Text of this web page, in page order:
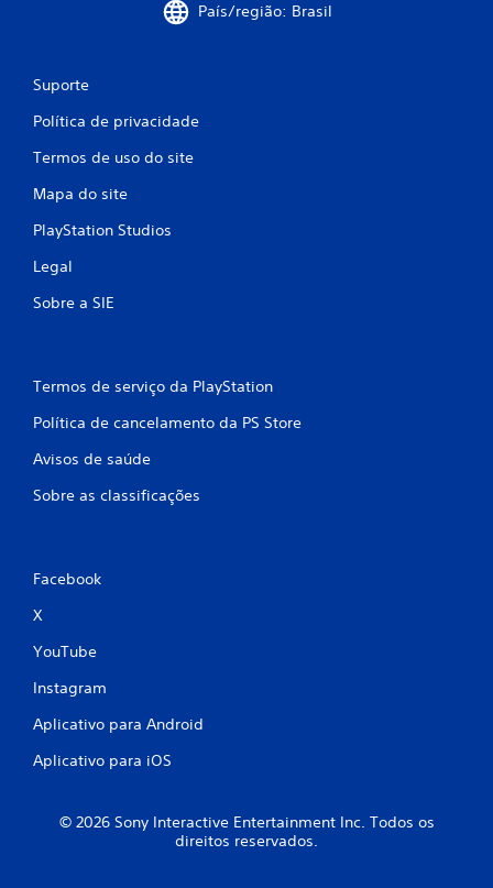
País/região: Brasil
Suporte
Política de privacidade
Termos de uso do site
Mapa do site
PlayStation Studios
Legal
Sobre a SIE
Termos de serviço da PlayStation
Política de cancelamento da PS Store
Avisos de saúde
Sobre as classificações
Facebook
X
YouTube
Instagram
Aplicativo para Android
Aplicativo para iOS
© 2026 Sony Interactive Entertainment Inc. Todos os
direitos reservados.